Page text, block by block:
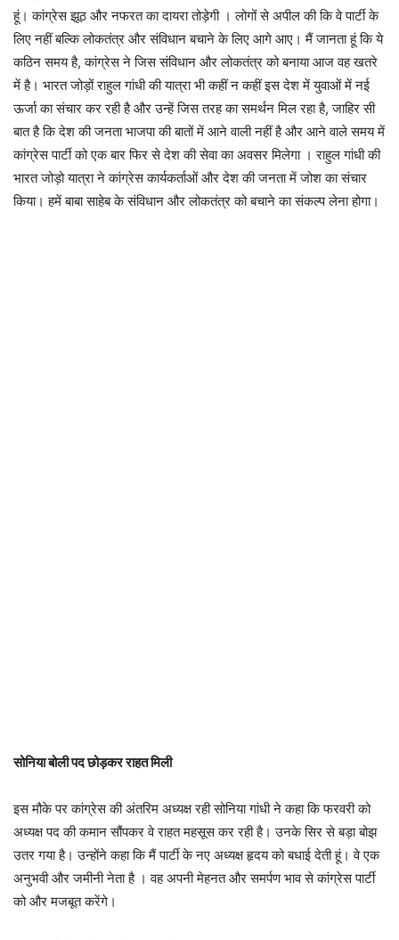
हूं। कांग्रेस झूठ और नफरत का दायरा तोड़ेगी । लोगों से अपील की कि वे पार्टी के
लिए नहीं बल्कि लोकतंत्र और संविधान बचाने के लिए आगे आए। मैं जानता हूं कि ये
कठिन समय है, कांग्रेस ने जिस संविधान और लोकतंत्र को बनाया आज वह खतरे
में है। भारत जोड़ों राहुल गांधी की यात्रा भी कहीं न कहीं इस देश में युवाओं में नई
ऊर्जा का संचार कर रही है और उन्हें जिस तरह का समर्थन मिल रहा है, जाहिर सी
बात है कि देश की जनता भाजपा की बातों में आने वाली नहीं है और आने वाले समय में
कांग्रेस पार्टी को एक बार फिर से देश की सेवा का अवसर मिलेगा । राहुल गांधी की
भारत जोड़ो यात्रा ने कांग्रेस कार्यकर्ताओं और देश की जनता में जोश का संचार
किया। हमें बाबा साहेब के संविधान और लोकतंत्र को बचाने का संकल्प लेना होगा।
सोनिया बोली पद छोड़कर राहत मिली
इस मौके पर कांग्रेस की अंतरिम अध्यक्ष रही सोनिया गांधी ने कहा कि फरवरी को
अध्यक्ष पद की कमान सौंपकर वे राहत महसूस कर रही है। उनके सिर से बड़ा बोझ
उतर गया है। उन्होंने कहा कि मैं पार्टी के नए अध्यक्ष हृदय को बधाई देती हूं। वे एक
अनुभवी और जमीनी नेता है । वह अपनी मेहनत और समर्पण भाव से कांग्रेस पार्टी
को और मजबूत करेंगे।